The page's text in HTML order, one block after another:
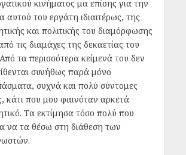
κινήματος μα επίσης για την
αυτού του εργάτη ιδιαιτέρως, της
και πολιτικής του διαμόρφωσης
τις διαμάχες της δεκαετίας του
τα περισσότερα κείμενά του δεν
συνήθως παρά μόνο
συχνά και πολύ σύντομες
κάτι που μου φαινόταν αρκετά
Τα εκτίμησα τόσο πολύ που
να τα θέσω στη διάθεση των